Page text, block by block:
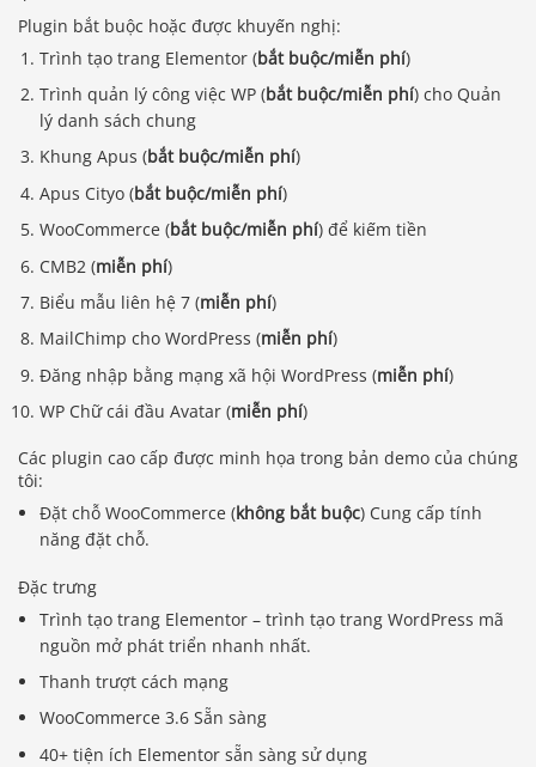
Plugin bắt buộc hoặc được khuyến nghị:
Trình tạo trang Elementor (bắt buộc/miễn phí)
Trình quản lý công việc WP (bắt buộc/miễn phí) cho Quản
lý danh sách chung
Khung Apus (bắt buộc/miễn phí)
Apus Cityo (bắt buộc/miễn phí)
WooCommerce (bắt buộc/miễn phí) để kiếm tiền
CMB2 (miễn phí)
Biểu mẫu liên hệ 7 (miễn phí)
MailChimp cho WordPress (miễn phí)
Đăng nhập bằng mạng xã hội WordPress (miễn phí)
WP Chữ cái đầu Avatar (miễn phí)
Các plugin cao cấp được minh họa trong bản demo của chúng
tôi:
Đặt chỗ WooCommerce (không bắt buộc) Cung cấp tính
năng đặt chỗ.
Đặc trưng
Trình tạo trang Elementor – trình tạo trang WordPress mã
nguồn mở phát triển nhanh nhất.
Thanh trượt cách mạng
WooCommerce 3.6 Sẵn sàng
40+ tiện ích Elementor sẵn sàng sử dụng